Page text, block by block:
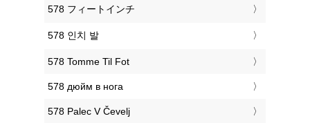
‎578 フィートインチ
‎578 인치 발
‎578 Tomme Til Fot
‎578 дюйм в нога
‎578 Palec V Čevelj